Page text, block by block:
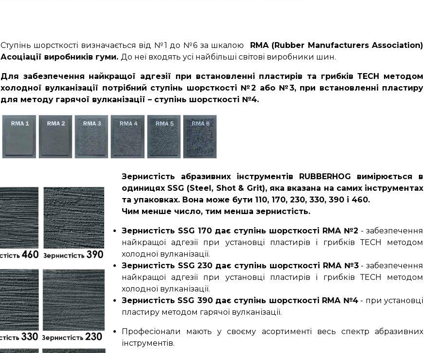
Ступінь шорсткості визначається від №1 до №6 за шкалою
RMA (Rubber Manufacturers Association)
Асоціації виробників гуми. До неї входять усі найбільші світові виробники шин.
Для забезпечення найкращої адгезії при встановленні пластирів та грибків ТЕСН методом
холодної вулканізації потрібний ступінь шорсткості №2 або №3, при встановленні пластиру
для методу гарячої вулканізації – ступінь шорсткості №4.
Зернистість абразивних інструментів RUBBERHOG вимірюється в
одиницях SSG (Steel, Shot & Grit), яка вказана на самих інструментах
та упаковках. Вона може бути 110, 170, 230, 330, 390 і 460.
Чим менше число, тим менша зернистість.
Зернистість SSG 170 дає ступінь шорсткості RMA №2 - забезпечення
найкращої адгезії при установці пластирів і грибків ТЕСН методом
холодної вулканізації.
Зернистість SSG 230 дає ступінь шорсткості RMA №3- забезпечення
найкращої адгезії при установці пластирів і грибків ТЕСН методом
холодної вулканізації.
Зернистість SSG 390 дає ступінь шорсткості RMA №4 - при установці
пластиру методом гарячої вулканізації.
Професіонали мають у своєму асортименті весь спектр абразивних
інструментів.